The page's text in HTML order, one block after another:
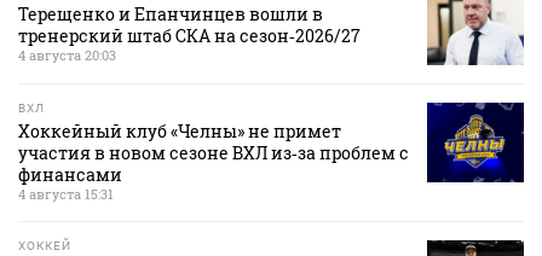
Терещенко и Епанчинцев вошли в
тренерский штаб СКА на сезон‑2026/27
4 августа 20:03
ВХЛ
Хоккейный клуб «Челны» не примет
участия в новом сезоне ВХЛ из‑за проблем с
финансами
4 августа 15:31
ХОККЕЙ